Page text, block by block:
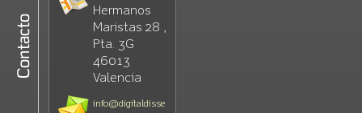
Hermanos
Maristas 28 ,
Pta. 3G
46013
Valencia
info@digitaldisse